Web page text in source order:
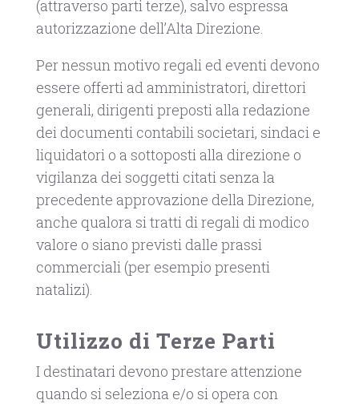
(attraverso parti terze), salvo espressa
autorizzazione dell’Alta Direzione.
Per nessun motivo regali ed eventi devono
essere offerti ad amministratori, direttori
generali, dirigenti preposti alla redazione
dei documenti contabili societari, sindaci e
liquidatori o a sottoposti alla direzione o
vigilanza dei soggetti citati senza la
precedente approvazione della Direzione,
anche qualora si tratti di regali di modico
valore o siano previsti dalle prassi
commerciali (per esempio presenti
natalizi).
Utilizzo di Terze Parti
I destinatari devono prestare attenzione
quando si seleziona e/o si opera con